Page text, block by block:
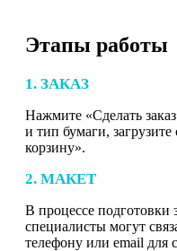
Этапы работы
1. ЗАКАЗ
Нажмите «Сделать
и тип бумаги,
корзину».
2. МАКЕТ
В процессе подготовки
специалисты могут
телефону или email для